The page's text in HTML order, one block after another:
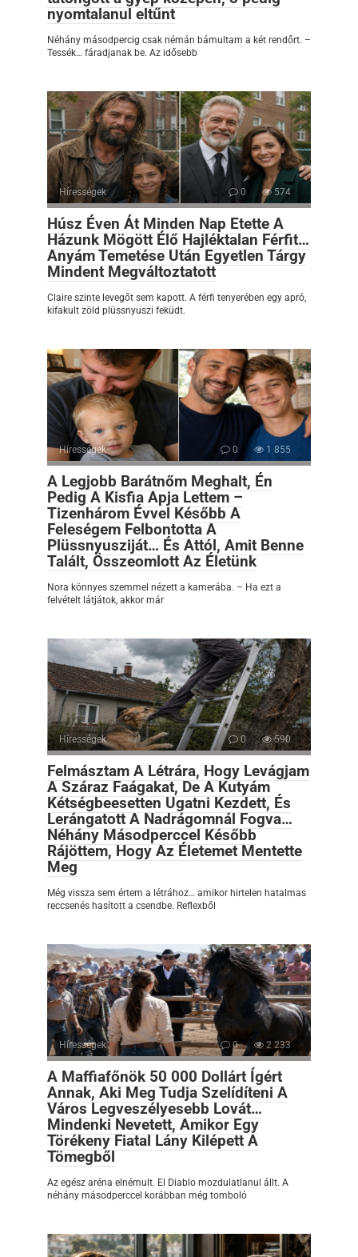
nyomtalanul eltűnt
Néhány másodpercig csak némán bámultam a két rendőrt. –
Tessék… fáradjanak be. Az idősebb
Hírességek 0 574
Húsz Éven Át Minden Nap Etette A
Házunk Mögött Élő Hajléktalan Férfit…
Anyám Temetése Után Egyetlen Tárgy
Mindent Megváltoztatott
Claire szinte levegőt sem kapott. A férfi tenyerében egy apró,
kifakult zöld plüssnyuszi feküdt.
Hírességek 0 1 855
A Legjobb Barátnőm Meghalt, Én
Pedig A Kisfia Apja Lettem –
Tizenhárom Évvel Később A
Feleségem Felbontotta A
Plüssnyusziját… És Attól, Amit Benne
Talált, Összeomlott Az Életünk
Nora könnyes szemmel nézett a kamerába. – Ha ezt a
felvételt látjátok, akkor már
Hírességek 0 590
Felmásztam A Létrára, Hogy Levágjam
A Száraz Faágakat, De A Kutyám
Kétségbeesetten Ugatni Kezdett, És
Lerángatott A Nadrágomnál Fogva…
Néhány Másodperccel Később
Rájöttem, Hogy Az Életemet Mentette
Meg
Még vissza sem értem a létrához… amikor hirtelen hatalmas
reccsenés hasított a csendbe. Reflexből
Hírességek 0 2 233
A Maffiafőnök 50 000 Dollárt Ígért
Annak, Aki Meg Tudja Szelídíteni A
Város Legveszélyesebb Lovát…
Mindenki Nevetett, Amikor Egy
Törékeny Fiatal Lány Kilépett A
Tömegből
Az egész aréna elnémult. El Diablo mozdulatlanul állt. A
néhány másodperccel korábban még tomboló